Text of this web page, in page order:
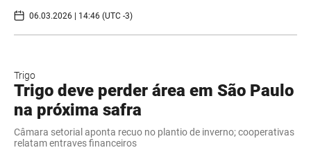
06.03.2026 | 14:46 (UTC -3)
Trigo
Trigo deve perder área em São Paulo
na próxima safra
Câmara setorial aponta recuo no plantio de inverno; cooperativas
relatam entraves financeiros